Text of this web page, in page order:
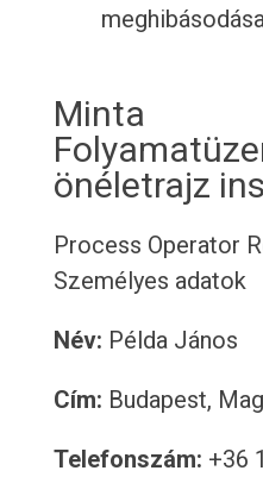
Minta
önéletrajz
Process Operator
Személyes adatok
Név: Példa János
Cím: Budapest,
Telefonszám: +36